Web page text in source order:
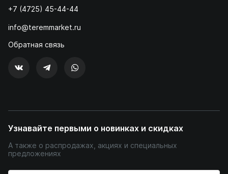
+7 (4725) 45-44-44
info@teremmarket.ru
Обратная связь
Узнавайте первыми о новинках и скидках
А также о распродажах, акциях и специальных
предложениях